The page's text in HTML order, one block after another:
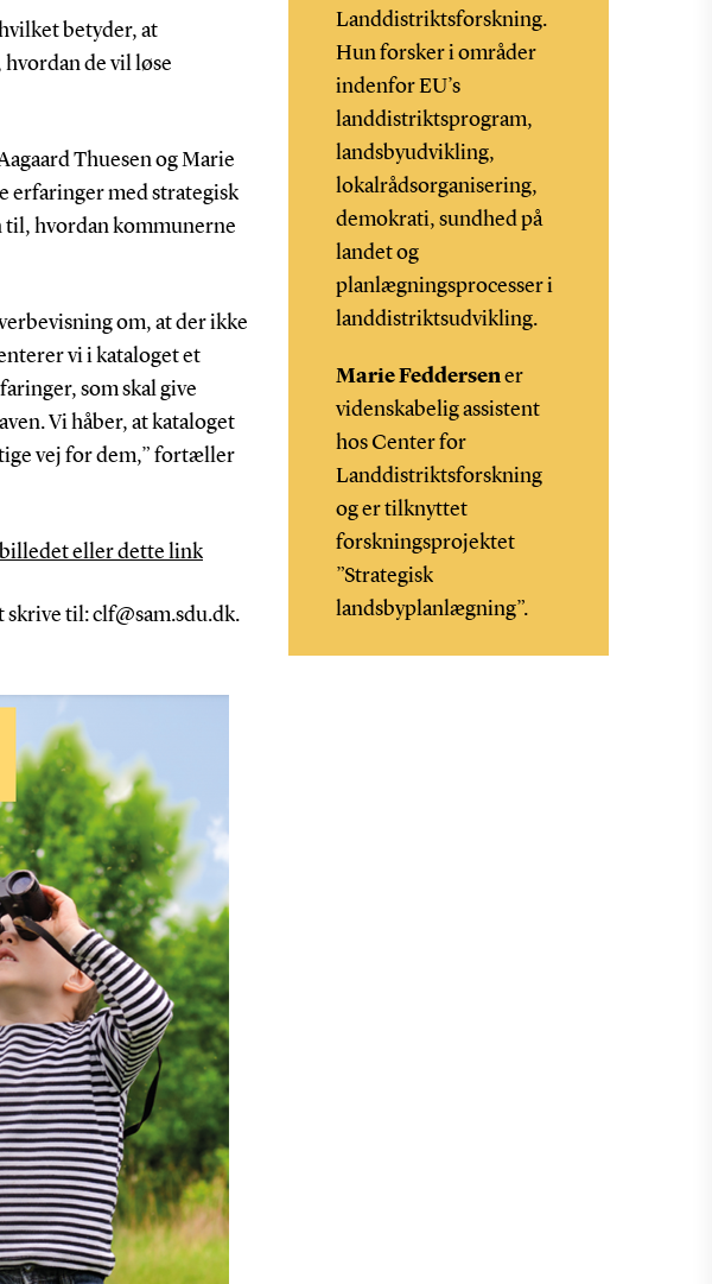
betyder, at
de vil løse
Thuesen og Marie
erfaringer med strategisk
til, hvordan kommunerne
om, at der ikke
vi i kataloget et
som skal give
Vi håber, at kataloget
vej for dem,” fortæller
billedet eller dette link
skrive til: clf@sam.sdu.dk.
Landdistriktsforskning.
Hun forsker i områder
indenfor EU’s
landdistriktsprogram,
landsbyudvikling,
lokalrådsorganisering,
demokrati, sundhed på
landet og
planlægningsprocesser i
landdistriktsudvikling.
Marie Feddersener
videnskabelig assistent
hos Center for
Landdistriktsforskning
og er tilknyttet
forskningsprojektet
”Strategisk
landsbyplanlægning”.